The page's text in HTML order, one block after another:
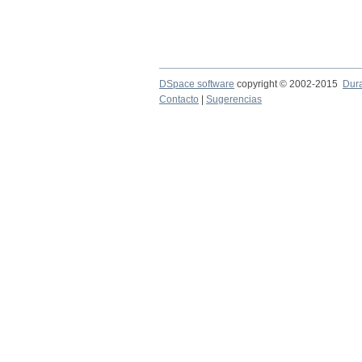
DSpace software copyright © 2002-2015
Contacto
Sugerencias